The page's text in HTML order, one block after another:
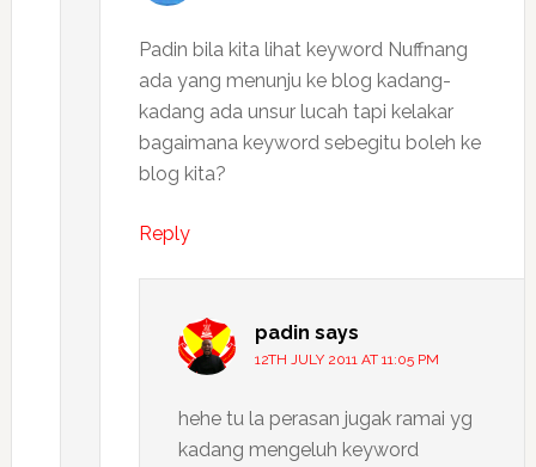
Padin bila kita lihat keyword Nuffnang
ada yang menunju ke blog kadang-
kadang ada unsur lucah tapi kelakar
bagaimana keyword sebegitu boleh ke
blog kita?
Reply
padin says
12TH JULY 2011 AT 11:05 PM
hehe tu la perasan jugak ramai yg
kadang mengeluh keyword